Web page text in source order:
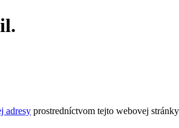
adresy prostredníctvom tejto webovej